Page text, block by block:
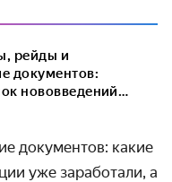
рейды и
документов:
нововведений
документов: какие
уже заработали, а